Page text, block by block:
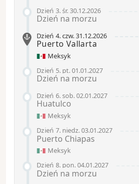
Dzień 3.śr.30.12.2026
Dzień na morzu
Dzień 4.czw.31.12.2026
Puerto Vallarta
Meksyk
Dzień 5. pt.01.01.2027
Dzień na morzu
Dzień 6.sob.02.01.2027
Huatulco
Meksyk
Dzień 7. niedz.03.01.2027
Puerto Chiapas
Meksyk
Dzień 8. pon.04.01.2027
Dzień na morzu